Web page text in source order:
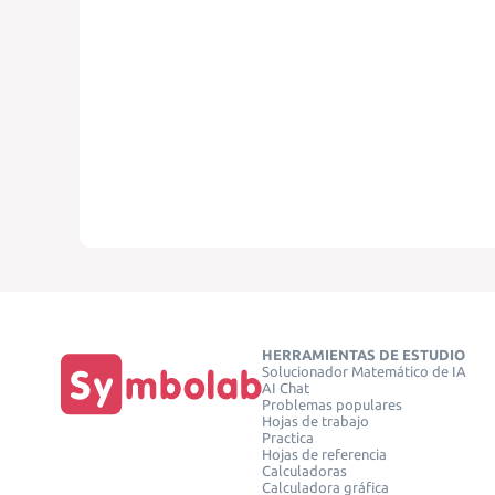
HERRAMIENTAS DE ESTUDIO
Solucionador Matemático de IA
AI Chat
Problemas populares
Hojas de trabajo
Practica
Hojas de referencia
Calculadoras
Calculadora gráfica